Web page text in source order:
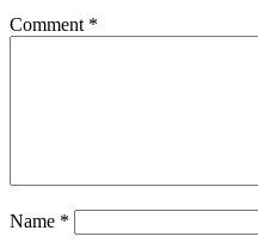
Comment *
Name *